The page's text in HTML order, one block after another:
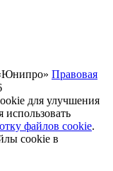
Правовая
для улучшения
файлов cookie.
cookie в